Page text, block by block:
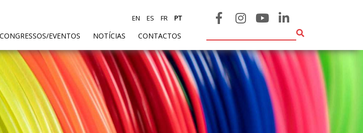
CONGRESSOS/EVENTOS NOTÍCIAS CONTACTOS
EN ES FR PT